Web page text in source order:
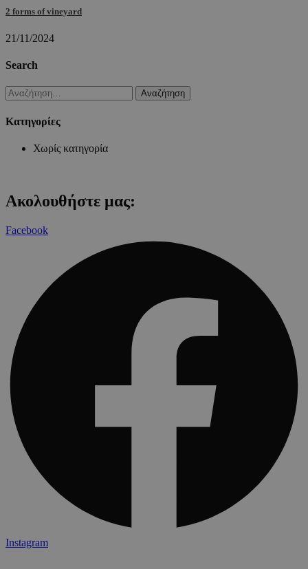
2 forms of vineyard
21/11/2024
Search
Αναζήτηση
για:
Kατηγορίες
Χωρίς κατηγορία
Ακολουθήστε μας:
Facebook
Instagram